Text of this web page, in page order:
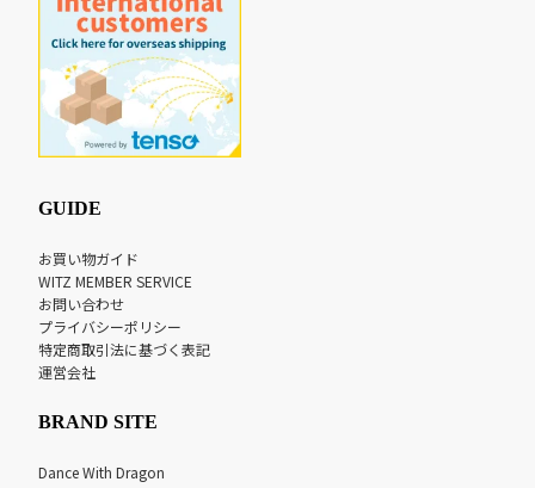
GUIDE
お買い物ガイド
WITZ MEMBER SERVICE
お問い合わせ
プライバシーポリシー
特定商取引法に基づく表記
運営会社
BRAND SITE
Dance With Dragon